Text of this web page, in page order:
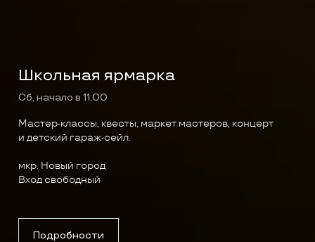
Школьная ярмарка
Сб, начало в 11.00
Мастер-классы, квесты, маркет мастеров, концерт
и детский гараж-сейл.
мкр. Новый город
Вход свободный
Подробности